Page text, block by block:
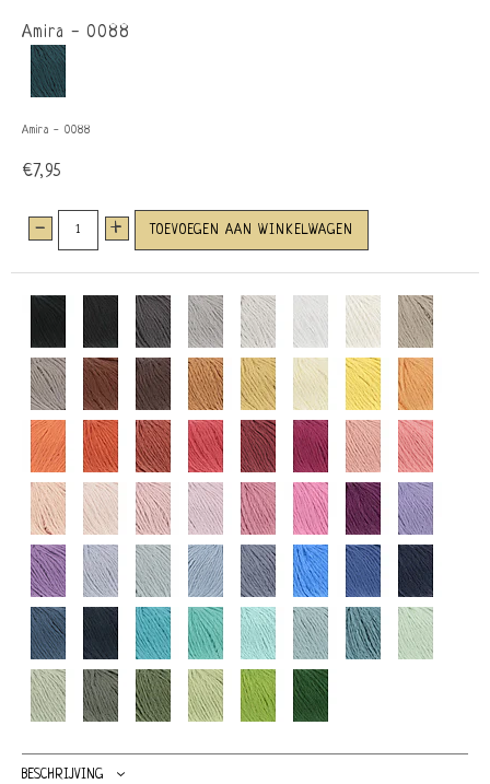
Amira - 0088
Amira - 0088
€7,95
- + TOEVOEGEN AAN WINKELWAGEN
BESCHRIJVING